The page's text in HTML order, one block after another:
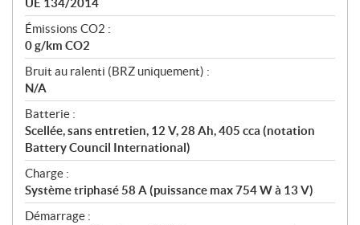
UE 134/2014
Émissions CO2 :
0 g/km CO2
Bruit au ralenti (BRZ uniquement) :
N/A
Batterie :
Scellée, sans entretien, 12 V, 28 Ah, 405 cca (notation
Battery Council International)
Charge :
Système triphasé 58 A (puissance max 754 W à 13 V)
Démarrage :